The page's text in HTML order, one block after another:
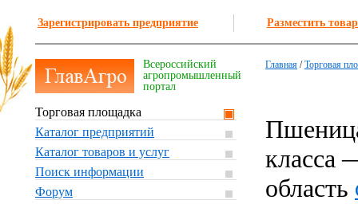
Зарегистрировать предприятие Разместить
Всероссийский
агропромышленный
портал
Торговая площадка
Каталог предприятий
Каталог товаров и услуг
Поиск информации
Форум
Главная /Торговая
класса
область